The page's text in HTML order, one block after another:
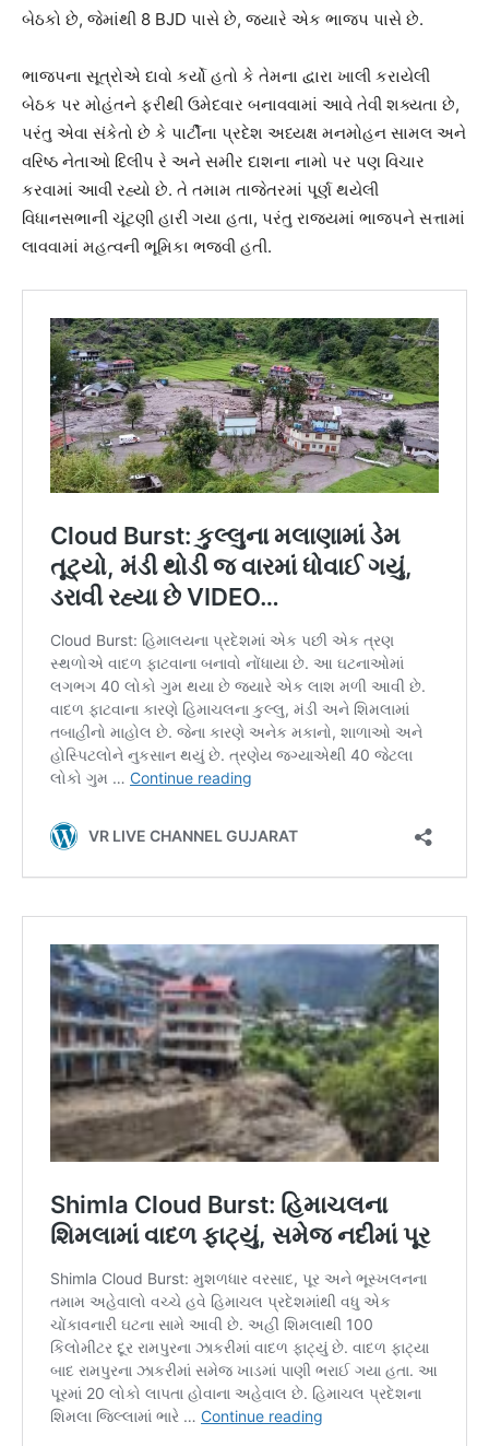
બેઠકો છે, જેમાંથી 8 BJD પાસે છે, જ્યારે એક ભાજપ પાસે છે.
ભાજપના સૂત્રોએ દાવો કર્યો હતો કે તેમના દ્વારા ખાલી કરાયેલી
બેઠક પર મોહંતને ફરીથી ઉમેદવાર બનાવવામાં આવે તેવી શક્યતા છે,
પરંતુ એવા સંકેતો છે કે પાર્ટીના પ્રદેશ અધ્યક્ષ મનમોહન સામલ અને
વરિષ્ઠ નેતાઓ દિલીપ રે અને સમીર દાશના નામો પર પણ વિચાર
કરવામાં આવી રહ્યો છે. તે તમામ તાજેતરમાં પૂર્ણ થયેલી
વિધાનસભાની ચૂંટણી હારી ગયા હતા, પરંતુ રાજ્યમાં ભાજપને સત્તામાં
લાવવામાં મહત્વની ભૂમિકા ભજવી હતી.